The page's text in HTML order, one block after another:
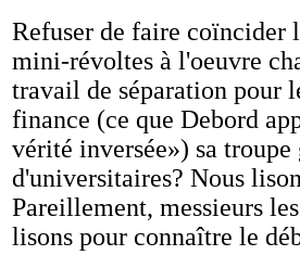
Refuser de faire coïncider
mini-révoltes à l'oeuvre
travail de séparation pour
finance (ce que Debord
vérité inversée») sa
d'universitaires? Nous
Pareillement, messieurs
lisons pour connaître le